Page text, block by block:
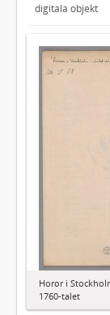
digitala objekt
Horor i
1760-talet